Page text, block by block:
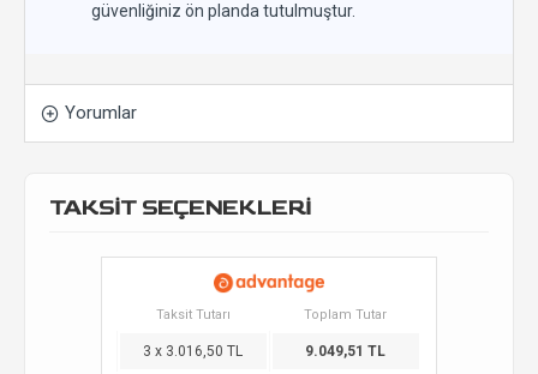
güvenliğiniz ön planda tutulmuştur.
Yorumlar
TAKSİT SEÇENEKLERİ
Taksit Tutarı Toplam Tutar
3 x 3.016,50 TL 9.049,51 TL